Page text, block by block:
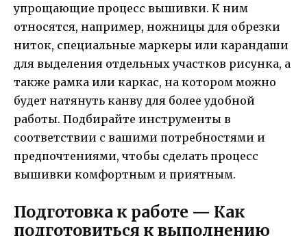
упрощающие процесс вышивки. К ним
относятся, например, ножницы для обрезки
ниток, специальные маркеры или карандаши
для выделения отдельных участков рисунка, а
также рамка или каркас, на котором можно
будет натянуть канву для более удобной
работы. Подбирайте инструменты в
соответствии с вашими потребностями и
предпочтениями, чтобы сделать процесс
вышивки комфортным и приятным.
Подготовка к работе — Как
подготовиться к выполнению